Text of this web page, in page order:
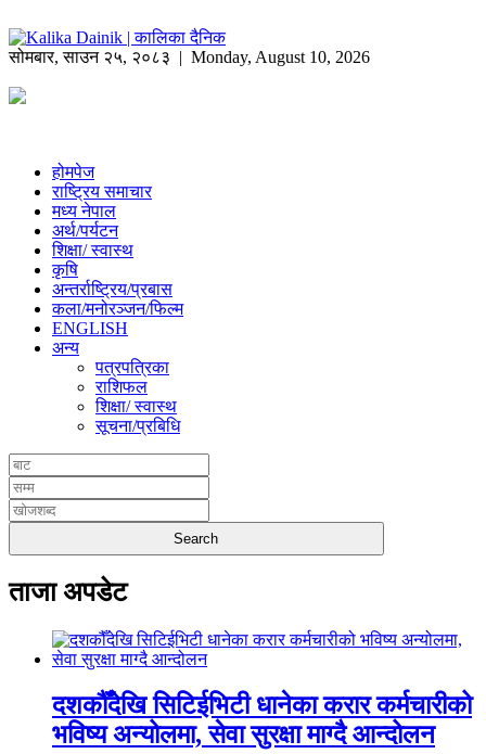
सोमबार,साउन २५, २०८३ | Monday, August 10, 2026
होमपेज
राष्ट्रिय समाचार
मध्य नेपाल
अर्थ/पर्यटन
शिक्षा/ स्वास्थ
कृषि
अन्तर्राष्ट्रिय/प्रबास
कला/मनोरञ्जन/फिल्म
ENGLISH
अन्य
पत्रपत्रिका
राशिफल
शिक्षा/ स्वास्थ
सूचना/प्रबिधि
ताजा अपडेट
दशकौँदेखि सिटिईभिटी धानेका करार कर्मचारीको
भविष्य अन्योलमा, सेवा सुरक्षा माग्दै आन्दोलन